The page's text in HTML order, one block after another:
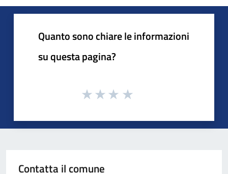
Quanto sono chiare le informazioni
su questa pagina?
Contatta il comune